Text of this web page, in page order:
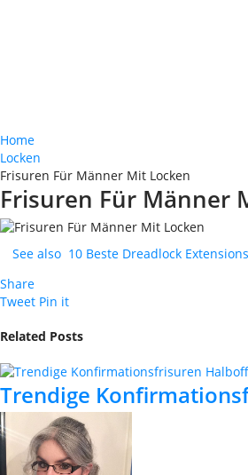
Home
Locken
Frisuren Für Männer Mit Locken
Frisuren Für Männer
See also 10 Beste Dreadlock
Share
Tweet Pin it
Related Posts
Trendige